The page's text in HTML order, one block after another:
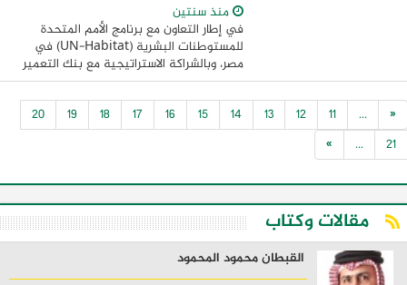
منذ سنتين
في إطار التعاون مع برنامج الأمم المتحدة
للمستوطنات البشرية (UN-Habitat) في
مصر، وبالشراكة الاستراتيجية مع بنك التعمير
والاسكان و بالشراكة الاستراتيجية مع شركة
مصر للطيران الناقل الوطني للمجلس ...
«
...
11
12
13
14
15
16
17
18
19
20
21
...
»
مقالات وكتاب
القبطان محمود المحمود